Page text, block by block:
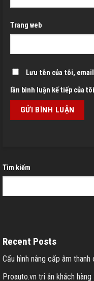
Trang web
Lưu tên của tôi,
lần bình luận kế tiếp của
Tìm kiếm
Recent Posts
Cấu hình nâng cấp âm
Proauto.vn tri ân khách